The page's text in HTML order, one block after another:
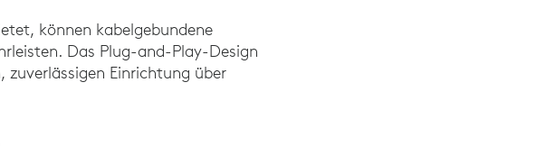
können kabelgebundene
Das Plug-and-Play-Design
Einrichtung über